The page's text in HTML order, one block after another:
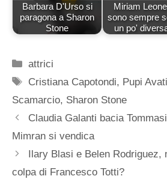
Barbara D'Urso si
paragona a Sharon
Stone
Miriam
sono sempre
un po'
Categorie
attrici
Tag
Cristiana Capotondi, Pupi Avati
Scamarcio, Sharon Stone
Claudia Galanti bacia
Mimran si vendica
Ilary Blasi e Belen
colpa di Francesco Totti?